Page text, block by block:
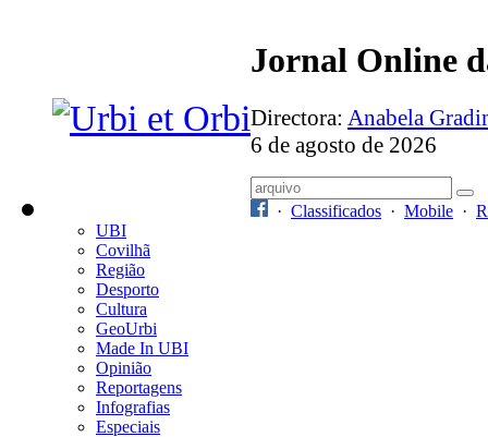
Jornal Online
Directora: Anabela
6 de agosto de 2026
· Classificados · Mobile ·
UBI
Covilhã
Região
Desporto
Cultura
GeoUrbi
Made In UBI
Opinião
Reportagens
Infografias
Especiais